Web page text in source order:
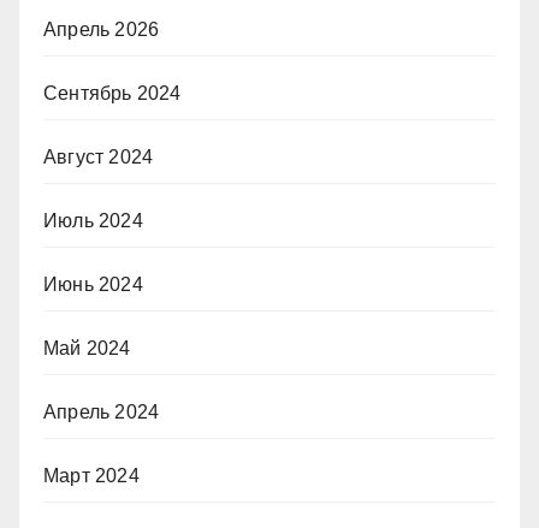
Апрель 2026
Сентябрь 2024
Август 2024
Июль 2024
Июнь 2024
Май 2024
Апрель 2024
Март 2024